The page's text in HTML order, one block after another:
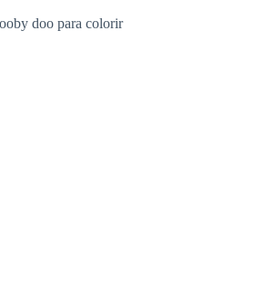
doo para colorir